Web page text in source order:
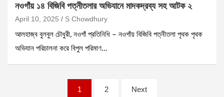
নওগাঁয় ১৪ বিজিবি পত্নীতলার অভিযানে মাদকদ্রব্য সহ আটক ২
April 10, 2025 S Chowdhury
আলহাজ্ব বুলবুল চৌধুরী, নওগাঁ প্রতিনিধি – নওগাঁয় বিজিবি পত্নীতলা পৃথক পৃথক
অভিযান পরিচালনা করে বিপুল পরিমাণ…
1 2 Next